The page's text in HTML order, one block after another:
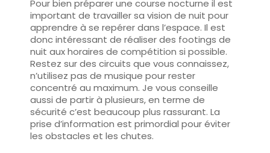
Pour bien préparer une course nocturne il est
important de travailler sa vision de nuit pour
apprendre à se repérer dans l’espace. Il est
donc intéressant de réaliser des footings de
nuit aux horaires de compétition si possible.
Restez sur des circuits que vous connaissez,
n’utilisez pas de musique pour rester
concentré au maximum. Je vous conseille
aussi de partir à plusieurs, en terme de
sécurité c’est beaucoup plus rassurant. La
prise d’information est primordial pour éviter
les obstacles et les chutes.